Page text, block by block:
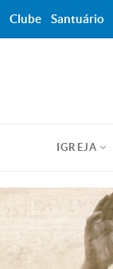
IGREJA
Clube Santuário